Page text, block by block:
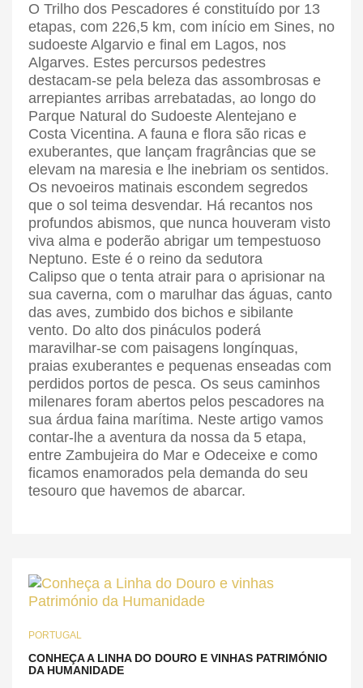
O Trilho dos Pescadores é constituído por 13
etapas, com 226,5 km, com início em Sines, no
sudoeste Algarvio e final em Lagos, nos
Algarves. Estes percursos pedestres
destacam-se pela beleza das assombrosas e
arrepiantes arribas arrebatadas, ao longo do
Parque Natural do Sudoeste Alentejano e
Costa Vicentina. A fauna e flora são ricas e
exuberantes, que lançam fragrâncias que se
elevam na maresia e lhe inebriam os sentidos.
Os nevoeiros matinais escondem segredos
que o sol teima desvendar. Há recantos nos
profundos abismos, que nunca houveram visto
viva alma e poderão abrigar um tempestuoso
Neptuno. Este é o reino da sedutora
Calipso que o tenta atrair para o aprisionar na
sua caverna, com o marulhar das águas, canto
das aves, zumbido dos bichos e sibilante
vento. Do alto dos pináculos poderá
maravilhar-se com paisagens longínquas,
praias exuberantes e pequenas enseadas com
perdidos portos de pesca. Os seus caminhos
milenares foram abertos pelos pescadores na
sua árdua faina marítima. Neste artigo vamos
contar-lhe a aventura da nossa da 5 etapa,
entre Zambujeira do Mar e Odeceixe e como
ficamos enamorados pela demanda do seu
tesouro que havemos de abarcar.
PORTUGAL
CONHEÇA A LINHA DO DOURO E VINHAS PATRIMÓNIO
DA HUMANIDADE